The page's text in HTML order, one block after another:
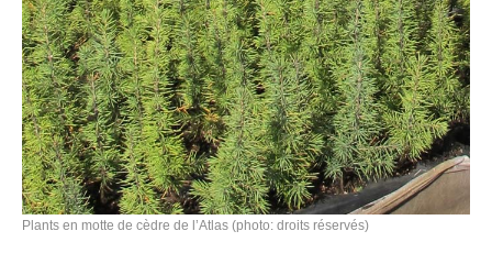
Plants en motte de cèdre de l’Atlas (photo: droits réservés)